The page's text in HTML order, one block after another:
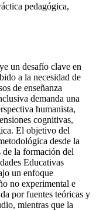
pedagógica,
un desafío clave en
a la necesidad de
de enseñanza
demanda una
humanista,
cognitivas,
El objetivo del
desde la
de la formación del
Educativas
un enfoque
no experimental e
por fuentes teóricas y
mientras que la